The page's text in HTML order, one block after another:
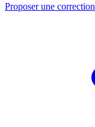
Proposer une correction